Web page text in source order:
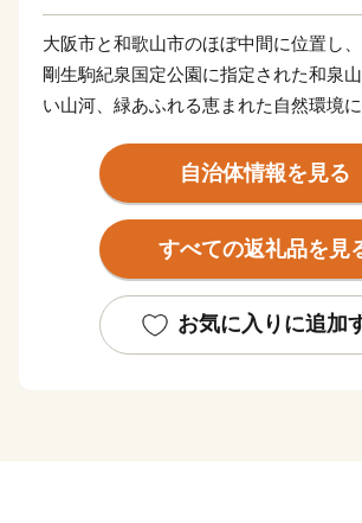
大阪市と和歌山市のほぼ中間に位置し
剛生駒紀泉国定公園に指定された和泉
い山河、緑あふれる恵まれた自然環境
たが、関西国際空港の開港などに伴う
に、商業・サービス業が盛んになって
関空によるインパクトを最大限に活用
結ぶ玄関都市として、21世紀にふさわ
自治体情報を見る
すべての返礼品を見
お気に入りに追加